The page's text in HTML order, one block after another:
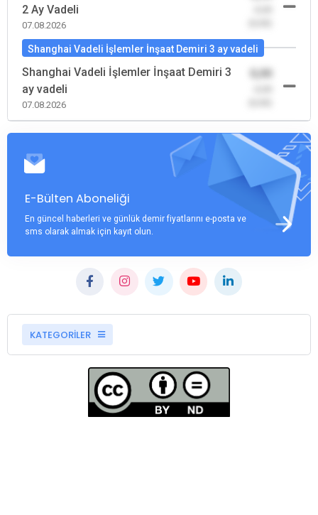
2 Ay Vadeli
07.08.2026
Shanghai Vadeli İşlemler İnşaat Demiri 3 ay vadeli
Shanghai Vadeli İşlemler İnşaat Demiri 3
ay vadeli
07.08.2026
0,00
E-Bülten Aboneliği
En güncel haberleri ve günlük demir fiyatlarını e-posta ve
sms olarak almak için kayıt olun.
KATEGORİLER